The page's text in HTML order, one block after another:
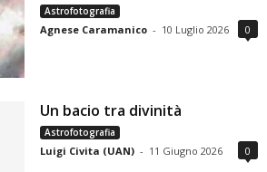
Astrofotografia
Agnese Caramanico - 10 Luglio 2026 0
Un bacio tra divinità
Astrofotografia
Luigi Civita (UAN) - 11 Giugno 2026 0